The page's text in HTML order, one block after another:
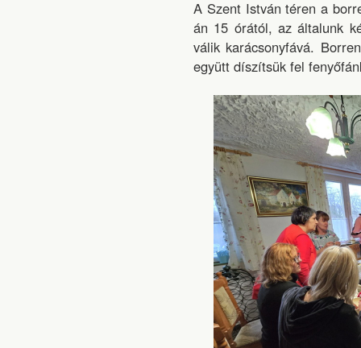
A Szent István téren a
án 15 órától, az általunk
válik karácsonyfává.
együtt díszítsük fel